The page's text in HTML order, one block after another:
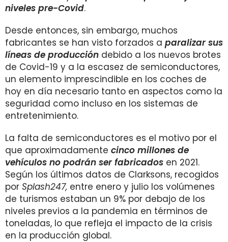
niveles pre-Covid.
Desde entonces, sin embargo, muchos
fabricantes se han visto forzados a paralizar sus
líneas de producción debido a los nuevos brotes
de Covid-19 y a la escasez de semiconductores,
un elemento imprescindible en los coches de
hoy en día necesario tanto en aspectos como la
seguridad como incluso en los sistemas de
entretenimiento.
La falta de semiconductores es el motivo por el
que aproximadamente cinco millones de
vehículos no podrán ser fabricados en 2021.
Según los últimos datos de Clarksons, recogidos
por Splash247, entre enero y julio los volúmenes
de turismos estaban un 9% por debajo de los
niveles previos a la pandemia en términos de
toneladas, lo que refleja el impacto de la crisis
en la producción global.